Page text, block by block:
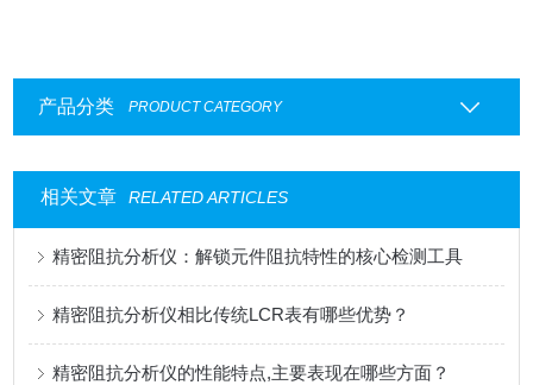
产品分类 PRODUCT CATEGORY
相关文章 RELATED ARTICLES
精密阻抗分析仪：解锁元件阻抗特性的核心检测工具
精密阻抗分析仪相比传统LCR表有哪些优势？
精密阻抗分析仪的性能特点,主要表现在哪些方面？